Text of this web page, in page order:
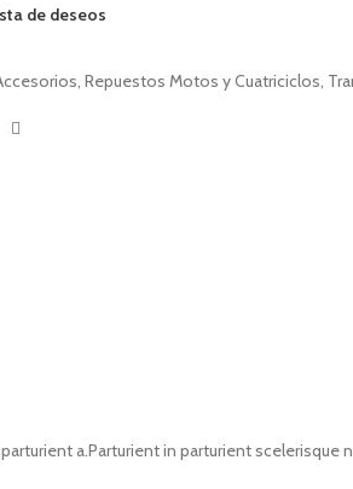
de deseos
, Repuestos Motos y Cuatriciclos,
a.Parturient in parturient scelerisque